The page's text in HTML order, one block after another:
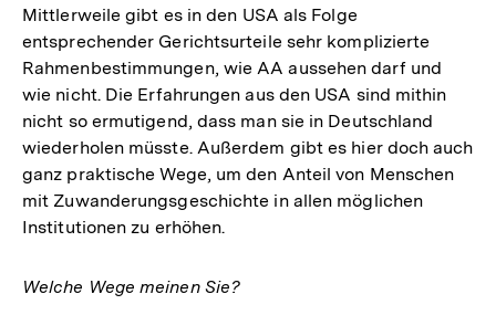
Mittlerweile gibt es in den USA als Folge
entsprechender Gerichtsurteile sehr komplizierte
Rahmenbestimmungen, wie AA aussehen darf und
wie nicht. Die Erfahrungen aus den USA sind mithin
nicht so ermutigend, dass man sie in Deutschland
wiederholen müsste. Außerdem gibt es hier doch auch
ganz praktische Wege, um den Anteil von Menschen
mit Zuwanderungsgeschichte in allen möglichen
Institutionen zu erhöhen.
Welche Wege meinen Sie?